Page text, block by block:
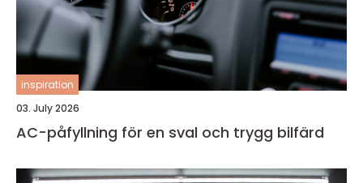
inspiration
03. July 2026
AC-påfyllning för en sval och trygg bilfärd